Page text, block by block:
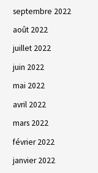
septembre 2022
août 2022
juillet 2022
juin 2022
mai 2022
avril 2022
mars 2022
février 2022
janvier 2022